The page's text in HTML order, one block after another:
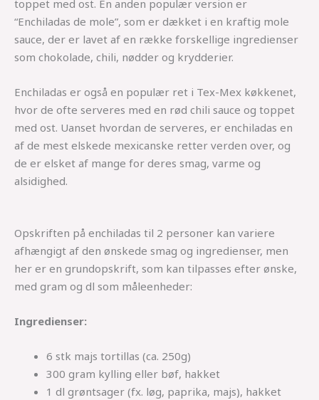
toppet med ost. En anden populær version er
“Enchiladas de mole”, som er dækket i en kraftig mole
sauce, der er lavet af en række forskellige ingredienser
som chokolade, chili, nødder og krydderier.
Enchiladas er også en populær ret i Tex-Mex køkkenet,
hvor de ofte serveres med en rød chili sauce og toppet
med ost. Uanset hvordan de serveres, er enchiladas en
af de mest elskede mexicanske retter verden over, og
de er elsket af mange for deres smag, varme og
alsidighed.
Opskriften på enchiladas til 2 personer kan variere
afhængigt af den ønskede smag og ingredienser, men
her er en grundopskrift, som kan tilpasses efter ønske,
med gram og dl som måleenheder:
Ingredienser:
6 stk majs tortillas (ca. 250g)
300 gram kylling eller bøf, hakket
1 dl grøntsager (fx. løg, paprika, majs), hakket